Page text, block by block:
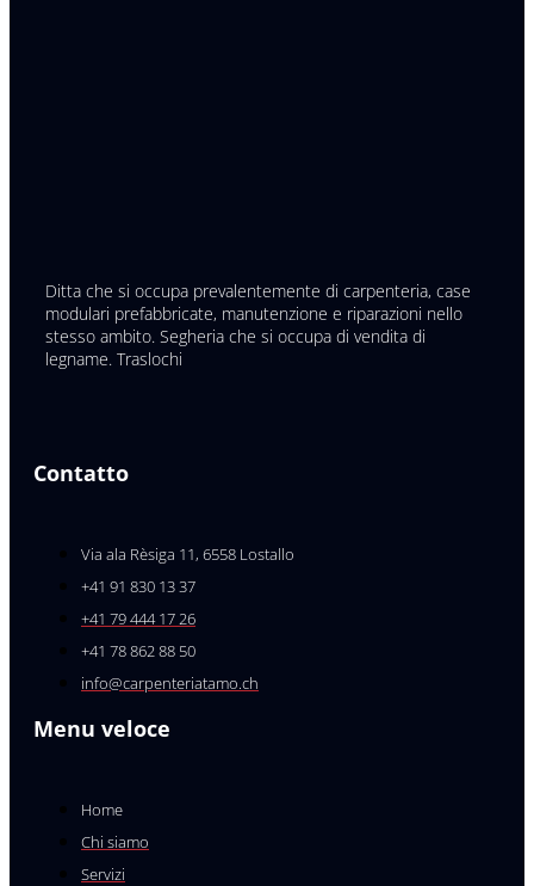
Ditta che si occupa prevalentemente di carpenteria, case
modulari prefabbricate, manutenzione e riparazioni nello
stesso ambito. Segheria che si occupa di vendita di
legname. Traslochi
Contatto
Via ala Rèsiga 11, 6558 Lostallo
+41 91 830 13 37
+41 79 444 17 26
+41 78 862 88 50
info@carpenteriatamo.ch
Menu veloce
Home
Chi siamo
Servizi